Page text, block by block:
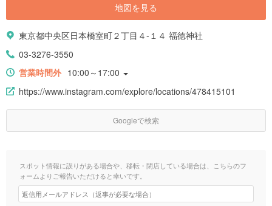
地図を見る
東京都中央区日本橋室町２丁目４-１４ 福徳神社
03-3276-3550
営業時間外 10:00～17:00
https://www.instagram.com/explore/locations/478415101
Googleで検索
スポット情報に誤りがある場合や、移転・閉店している場合は、こちらのフ
ォームよりご報告いただけると幸いです。